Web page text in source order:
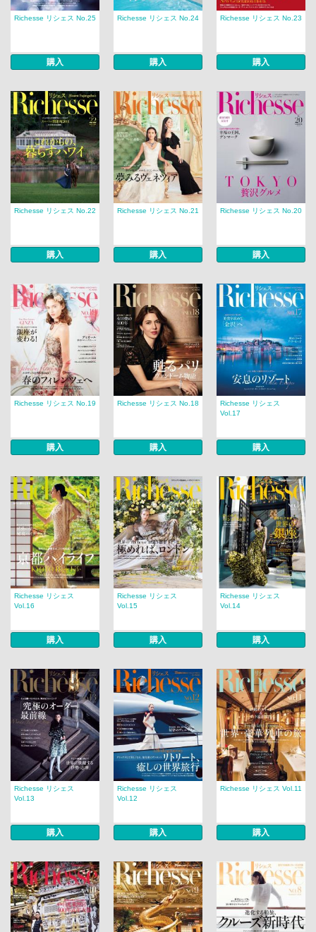
Richesse リシェス No.25
購入
Richesse リシェス No.24
購入
Richesse リシェス No.23
購入
Richesse リシェス No.22
購入
Richesse リシェス No.21
購入
Richesse リシェス No.20
購入
Richesse リシェス No.19
購入
Richesse リシェス No.18
購入
Richesse リシェス
Vol.17
購入
Richesse リシェス
Vol.16
購入
Richesse リシェス
Vol.15
購入
Richesse リシェス
Vol.14
購入
Richesse リシェス
Vol.13
購入
Richesse リシェス
Vol.12
購入
Richesse リシェス Vol.11
購入